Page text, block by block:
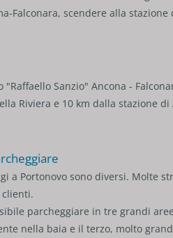
Falconara, scendere alla
"Raffaello Sanzio" Ancona -
Riviera e 10 km dalla stazione di
a Portonovo sono diversi. Molte
parcheggiare in tre grandi
nella baia e il terzo, molto